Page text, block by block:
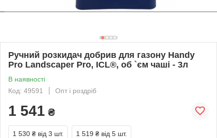
Ручний розкидач добрив для газону Handy
Pro Landscaper Pro, ICL®, об `єм чаші - 3л
В наявності
Код: 49591
Опт і роздріб
1 541 ₴
1 530 ₴ від 3 шт. 1 519 ₴ від 5 шт.